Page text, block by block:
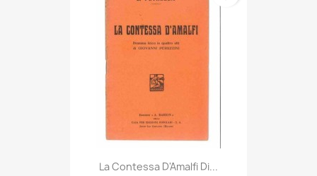
La Contessa D'Amalfi Di...